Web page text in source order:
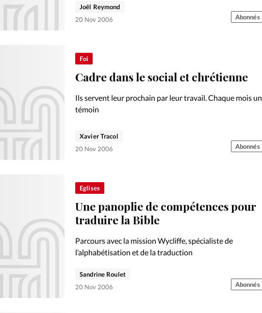
Joël Reymond
20 Nov 2006
Abonnés
Foi
Cadre dans le social et chrétienne
Ils servent leur prochain par leur travail. Chaque mois un
témoin
Xavier Tracol
20 Nov 2006
Abonnés
Eglises
Une panoplie de compétences pour
traduire la Bible
Parcours avec la mission Wycliffe, spécialiste de
l’alphabétisation et de la traduction
Sandrine Roulet
20 Nov 2006
Abonnés